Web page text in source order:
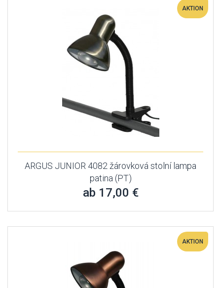
AKTION
ARGUS JUNIOR 4082 žárovková stolní lampa
patina (PT)
ab 17,00 €
AKTION